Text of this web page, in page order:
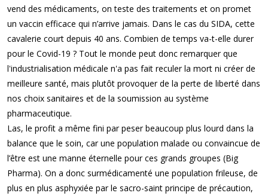
vend des médicaments, on teste des traitements et on promet
un vaccin efficace qui n’arrive jamais. Dans le cas du SIDA, cette
cavalerie court depuis 40 ans. Combien de temps va-t-elle durer
pour le Covid-19 ? Tout le monde peut donc remarquer que
l'industrialisation médicale n'a pas fait reculer la mort ni créer de
meilleure santé, mais plutôt provoquer de la perte de liberté dans
nos choix sanitaires et de la soumission au système
pharmaceutique.
Las, le profit a même fini par peser beaucoup plus lourd dans la
balance que le soin, car une population malade ou convaincue de
l’être est une manne éternelle pour ces grands groupes (Big
Pharma). On a donc surmédicamenté une population frileuse, de
plus en plus asphyxiée par le sacro-saint principe de précaution,